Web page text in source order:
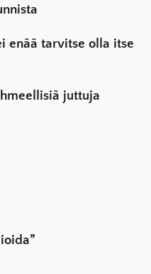
enää tarvitse olla itse
juttuja